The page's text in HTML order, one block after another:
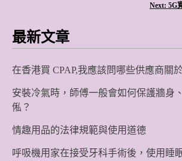
覽
Next: 5G
最新文章
在香港買 CPAP,我應該問哪些供應商關
安裝冷氣時，師傅一般會如何保護牆身
俬？
情趣用品的法律規範與使用道德
呼吸機用家在接受牙科手術後，使用睡